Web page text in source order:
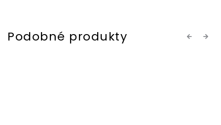
Previous
Next